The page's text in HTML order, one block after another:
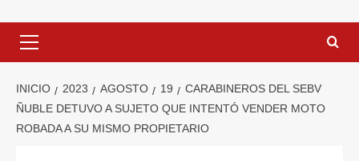
INICIO 2023 AGOSTO 19
CARABINEROS DEL SEBV
ÑUBLE DETUVO A SUJETO QUE INTENTÓ VENDER MOTO
ROBADA A SU MISMO PROPIETARIO